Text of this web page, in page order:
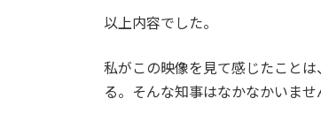
以上内容でした。
私がこの映像を見て感じたこと
る。そんな知事はなかなかいま